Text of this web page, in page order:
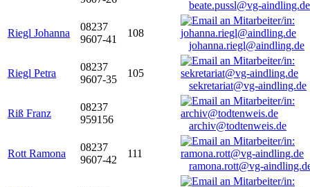
beate.pussl@vg-aindling.de
Riegl Johanna
08237
9607-41
108
johanna.riegl@aindling.de
Riegl Petra
08237
9607-35
105
sekretariat@vg-aindling.de
Riß Franz
08237
959156
archiv@todtenweis.de
Rott Ramona
08237
9607-42
111
ramona.rott@vg-